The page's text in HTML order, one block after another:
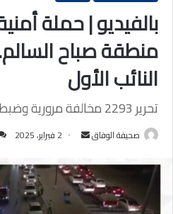
بالفيديو | حملة
منطقة صباح
النائب الأول
تحرير 2293 مخالفة مرورية وضبط 20 مطلوبًا ومخالفًا
صحيفة الوفاق
أرسل
إلكترونيا
2 فبراير، 2025